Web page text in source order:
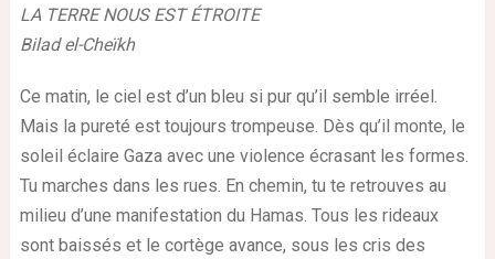
LA TERRE NOUS EST ÉTROITE
Bilad el-Cheïkh
Ce matin, le ciel est d’un bleu si pur qu’il semble irréel.
Mais la pureté est toujours trompeuse. Dès qu’il monte, le
soleil éclaire Gaza avec une violence écrasant les formes.
Tu marches dans les rues. En chemin, tu te retrouves au
milieu d’une manifestation du Hamas. Tous les rideaux
sont baissés et le cortège avance, sous les cris des